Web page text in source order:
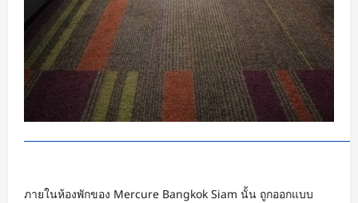
ภายในห้องพักของ Mercure Bangkok Siam นั้น ถูกออกแบบ